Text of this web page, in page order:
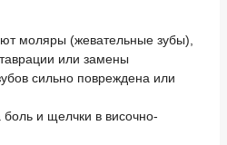
моляры (жевательные зубы),
или замены
сильно повреждена или
боль и щелчки в височно-